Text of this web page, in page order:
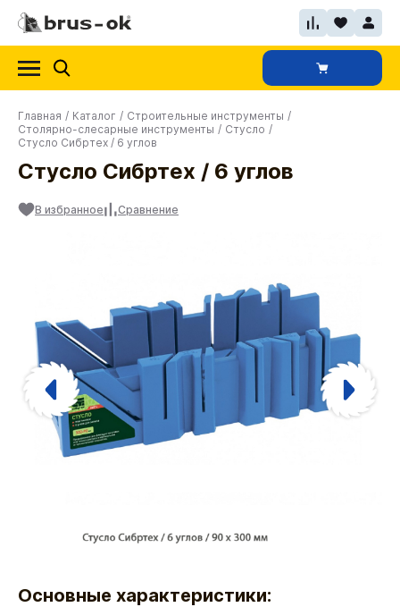
Главная / Каталог / Строительные инструменты /
Столярно-слесарные инструменты / Стусло /
Стусло Сибртех / 6 углов
Стусло Сибртех / 6 углов
В избранное Сравнение
Основные характеристики: